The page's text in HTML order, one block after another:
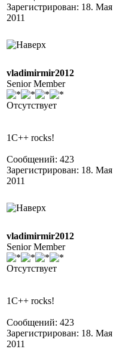
Зарегистрирован: 18. Мая
2011
vladimirmir2012
Senior Member
Отсутствует
1C++ rocks!
Сообщений: 423
Зарегистрирован: 18. Мая
2011
vladimirmir2012
Senior Member
Отсутствует
1C++ rocks!
Сообщений: 423
Зарегистрирован: 18. Мая
2011